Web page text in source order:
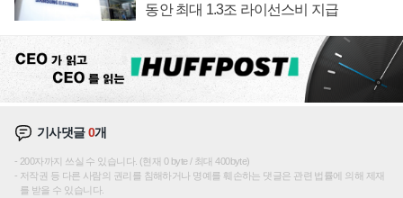
동안 최대 1.3조 라이선스비 지급
기사댓글0개
200자까지 쓰실 수 있습니다. (현재 0 byte / 최대 400byte)
저작권 등 다른 사람의 권리를 침해하거나 명예를 훼손하는 댓글은 관련 법률에 의해 제재
를 받을 수 있습니다.